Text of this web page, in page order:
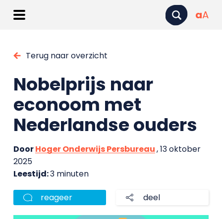
aA
Terug naar overzicht
Nobelprijs naar
econoom met
Nederlandse ouders
DoorHoger Onderwijs Persbureau, 13 oktober
2025
Leestijd:3 minuten
reageer deel